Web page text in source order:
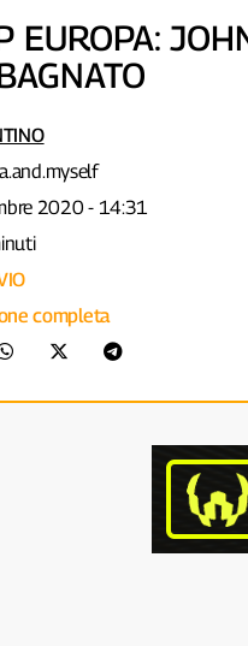
EUROPA:
2020 - 14:31
completa